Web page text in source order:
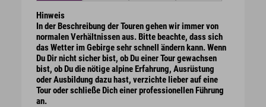
Hinweis
In der Beschreibung der Touren gehen wir immer von
normalen Verhältnissen aus. Bitte beachte, dass sich
das Wetter im Gebirge sehr schnell ändern kann. Wenn
Du Dir nicht sicher bist, ob Du einer Tour gewachsen
bist, ob Du die nötige alpine Erfahrung, Ausrüstung
oder Ausbildung dazu hast, verzichte lieber auf eine
Tour oder schließe Dich einer professionellen Führung
an.